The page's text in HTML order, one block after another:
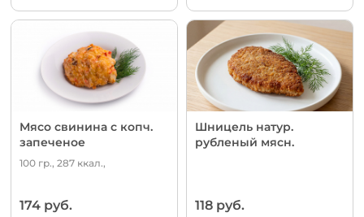
Мясо свинина с копч.
запеченое
100 гр., 287 ккал.,
174 руб.
Шницель натур.
рубленый мясн.
118 руб.